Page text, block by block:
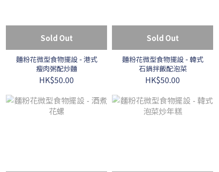
Sold Out
麵粉花微型食物擺設 - 港式
瘦肉粥配炒麵
HK$50.00
Sold Out
麵粉花微型食物擺設 - 韓式
石鍋拌飯配泡菜
HK$50.00